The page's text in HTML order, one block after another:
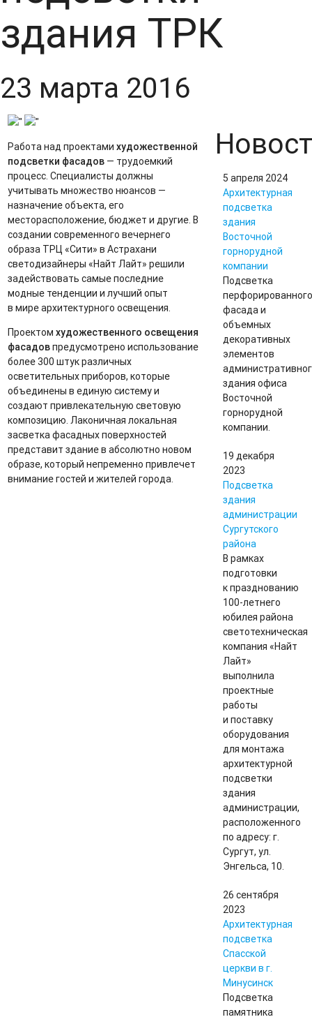
здания ТРК
23 марта 2016
" "
Работа над проектами художественной
подсветки фасадов— трудоемкий
процесс. Специалисты должны
учитывать множество нюансов —
назначение объекта, его
месторасположение, бюджет и другие. В
создании современного вечернего
образа ТРЦ «Сити» в Астрахани
светодизайнеры «Найт Лайт» решили
задействовать самые последние
модные тенденции и лучший опыт
в мире архитектурного освещения.
Проектом художественного освещения
фасадовпредусмотрено использование
более 300 штук различных
осветительных приборов, которые
объединены в единую систему и
создают привлекательную световую
композицию. Лаконичная локальная
засветка фасадных поверхностей
представит здание в абсолютно новом
образе, который непременно привлечет
внимание гостей и жителей города.
5 апреля 2024
Архитектурная
подсветка
здания
Восточной
горнорудной
компании
Подсветка
перфорированного
фасада и
объемных
декоративных
элементов
здания офиса
Восточной
горнорудной
компании.
19 декабря
2023
Подсветка
здания
администрации
Сургутского
района
В рамках
подготовки
к празднованию
100-летнего
юбилея района
светотехническая
компания «Найт
Лайт»
выполнила
проектные
работы
и поставку
оборудования
для монтажа
архитектурной
подсветки
здания
администрации,
расположенного
по адресу: г.
Сургут, ул.
Энгельса, 10.
26 сентября
2023
Архитектурная
подсветка
Спасской
церкви в г.
Минусинск
Подсветка
памятника